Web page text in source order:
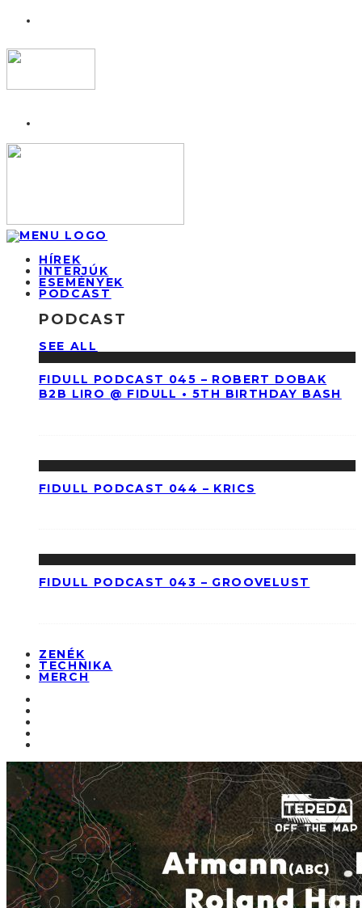
HÍREK
INTERJÚK
ESEMÉNYEK
PODCAST
PODCAST
SEE ALL
FIDULL PODCAST 045 – ROBERT DOBAK
B2B LIRO @ FIDULL • 5TH BIRTHDAY BASH
FIDULL PODCAST 044 – KRICS
FIDULL PODCAST 043 – GROOVELUST
ZENÉK
TECHNIKA
MERCH